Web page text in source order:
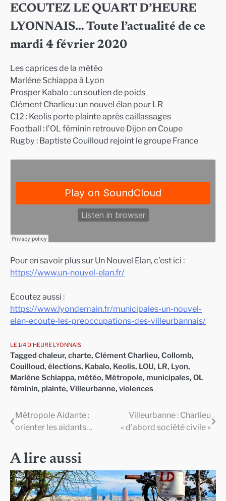
ECOUTEZ LE QUART D’HEURE
LYONNAIS… Toute l’actualité de ce
mardi 4 février 2020
Les caprices de la météo
Marlène Schiappa à Lyon
Prosper Kabalo : un soutien de poids
Clément Charlieu : un nouvel élan pour LR
C12 : Keolis porte plainte après caillassages
Football : l’OL féminin retrouve Dijon en Coupe
Rugby : Baptiste Couilloud rejoint le groupe France
Pour en savoir plus sur Un Nouvel Elan, c’est ici :
https://www.un-nouvel-elan.fr/
Ecoutez aussi :
https://www.lyondemain.fr/municipales-un-nouvel-
elan-ecoute-les-preoccupations-des-villeurbannais/
LE 1/4 D'HEURE LYONNAIS
Tagged chaleur, charte, Clément Charlieu, Collomb,
Couilloud, élections, Kabalo, Keolis, LOU, LR, Lyon,
Marlène Schiappa, météo, Métropole, municipales, OL
féminin, plainte, Villeurbanne, violences
Navigation
l’article
Métropole Aidante :
orienter les aidants…
Villeurbanne : Charlieu
« d’abord société civile »
A lire aussi